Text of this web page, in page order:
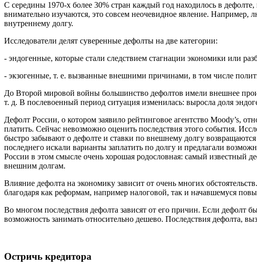
С середины 1970-х более 30% стран каждый год находилось в
внимательно изучаются, это совсем неочевидное явление. Например,
внутреннему долгу.
Исследователи делят суверенные дефолты на две категории:
- эндогенные, которые стали следствием стагнации экономики или
- экзогенные, т. е. вызванные внешними причинами, в том числе
До Второй мировой войны большинство дефолтов имели внешнее
т. д. В послевоенный период ситуация изменилась: выросла доля
Дефолт России, о котором заявило рейтинговое агентство Moody’s,
платить. Сейчас невозможно оценить последствия этого события.
быстро забывают о дефолте и ставки по внешнему долгу
последнего искали варианты заплатить по долгу и предлагали
России в этом смысле очень хорошая родословная: самый известный
внешним долгам.
Влияние дефолта на экономику зависит от очень многих
благодаря как реформам, например налоговой, так и начавшемуся
Во многом последствия дефолта зависят от его причин. Если дефолт
возможность занимать относительно дешево. Последствия дефолта,
Остричь кредитора